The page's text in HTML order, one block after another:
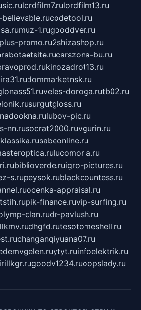
lordfilm7.rulordfilm13.ru
believable.rucodetool.ru
muz-1.rugooddver.ru
promo.ru2shizashop.ru
carszona-bu.ru
kinozadrot13.ru
dommarketnsk.ru
veles-doroga.rutb02.ru
surgutgloss.ru
nadookna.rulubov-pic.ru
nn.rusocrat2000.ruvgurin.ru
sabeonline.ru
lucomoria.ru
biblioverde.ruigro-pictures.ru
s.rupeysok.rublackcountess.ru
ocenka-appraisal.ru
pik-finance.ruvip-surfing.ru
clan.rudr-pavlush.ru
dhgfd.rutesotomeshell.ru
changanqiyuana07.ru
ytyt.ruinfoelektrik.ru
goodv1234.ruoopslady.ru